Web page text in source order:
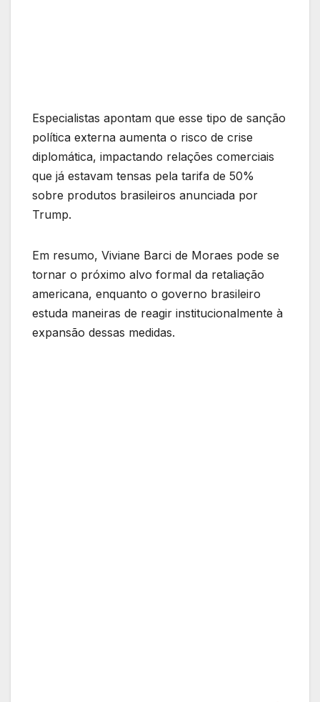
Especialistas apontam que esse tipo de sanção
política externa aumenta o risco de crise
diplomática, impactando relações comerciais
que já estavam tensas pela tarifa de 50%
sobre produtos brasileiros anunciada por
Trump.
Em resumo, Viviane Barci de Moraes pode se
tornar o próximo alvo formal da retaliação
americana, enquanto o governo brasileiro
estuda maneiras de reagir institucionalmente à
expansão dessas medidas.